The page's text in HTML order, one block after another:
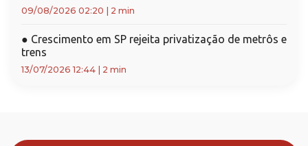
09/08/2026 02:20 2 min
● Crescimento em SP rejeita privatização de metrôs e
trens
13/07/2026 12:44 2 min